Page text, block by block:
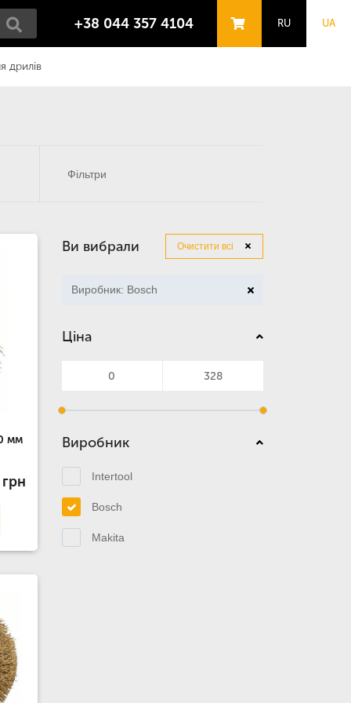
+38 044 357 4104 RU UA
дрилів
мм
Ви вибрали Очистити всі
Виробник: Bosch
Ціна
Виробник
Intertool
Bosch
Makita
Фільтри